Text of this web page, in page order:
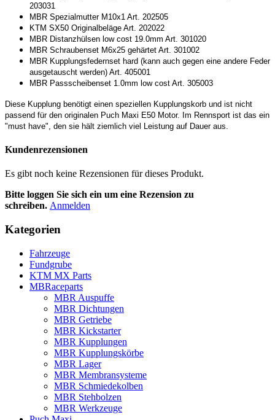
203031
MBR Spezialmutter M10x1 Art. 202505
KTM SX50 Originalbeläge Art. 202022
MBR Distanzhülsen low cost 19.0mm Art. 301020
MBR Schraubenset M6x25 gehärtet Art. 301002
MBR Kupplungsfedernset hard (kann auch gegen eine andere Feder
ausgetauscht werden) Art. 405001
MBR Passscheibenset 1.0mm low cost Art. 305003
Diese Kupplung benötigt einen speziellen Kupplungskorb und ist nicht
passend für den originalen Puch Maxi E50 Motor. Im Rennsport ist das ein
"must have", den sie hält ziemlich viel Leistung auf Dauer aus.
Kundenrezensionen
Es gibt noch keine Rezensionen für dieses Produkt.
Bitte loggen Sie sich ein um eine Rezension zu
schreiben. Anmelden
Kategorien
Fahrzeuge
Fundgrube
KTM MX Parts
MBRaceparts
MBR Auspuffe
MBR Dichtungen
MBR Getriebe
MBR Kickstarter
MBR Kupplungen
MBR Kupplungskörbe
MBR Lager
MBR Membransysteme
MBR Schmiedekolben
MBR Stehbolzen
MBR Werkzeuge